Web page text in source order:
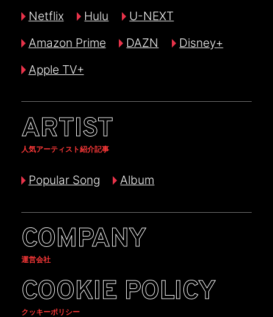
Netflix Hulu
U-NEXT
Amazon Prime
DAZN
Disney+
Apple TV+
ARTIST
人気アーティスト紹介記事
Popular Song Album
COMPANY
運営会社
COOKIE POLICY
クッキーポリシー